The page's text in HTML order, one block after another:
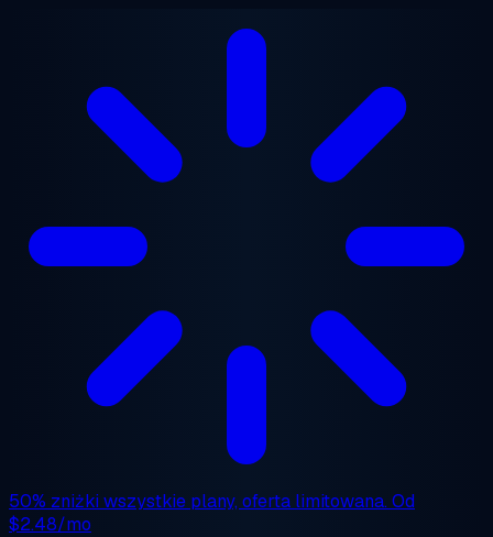
50% zniżki wszystkie plany, oferta limitowana. Od
$2.48/mo